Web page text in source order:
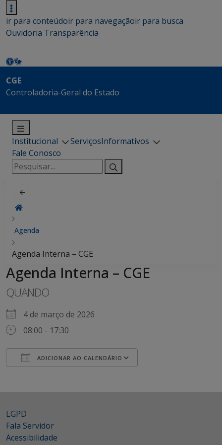
ir para conteúdoir para navegaçãoir para busca
Ouvidoria Transparência
CGE
Controladoria-Geral do Estado
Institucional ServiçosInformativos
Fale Conosco
Pesquisar
por:
Agenda
Agenda Interna – CGE
Agenda Interna – CGE
QUANDO
4 de março de 2026
08:00 - 17:30
ADICIONAR AO CALENDÁRIO
LGPD
Fala Servidor
Acessibilidade